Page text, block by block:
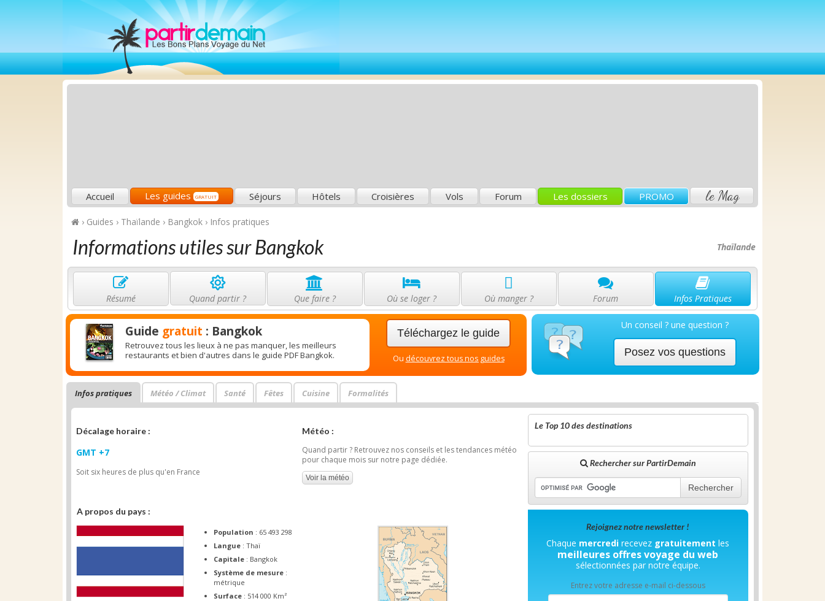
Accueil Les guides GRATUIT Séjours Hôtels Croisières Vols Forum Les dossiers PROMO le Mag
› Guides › Thaïlande › Bangkok › Infos pratiques
Thaïlande
Informations utiles sur Bangkok
Résumé Quand partir ? Que faire ? Où se loger ? Où manger ? Forum Infos Pratiques
Guide gratuit : Bangkok
Retrouvez tous les lieux à ne pas manquer, les meilleurs
restaurants et bien d'autres dans le guide PDF Bangkok.
Téléchargez le guide
Ou découvrez tous nos guides
Un conseil ? une question ?
Posez vos questions
Infos pratiques Météo / Climat Santé Fêtes Cuisine Formalités
Décalage horaire :
GMT +7
Soit six heures de plus qu'en France
Météo :
Quand partir ? Retrouvez nos conseils et les tendances météo
pour chaque mois sur notre page dédiée.
Voir la météo
A propos du pays :
Population : 65 493 298
Langue : Thaï
Capitale : Bangkok
Système de mesure :
métrique
Surface : 514 000 Km²
Le Top 10 des destinations
Rechercher sur PartirDemain
Rechercher
Rejoignez notre newsletter !
Chaque mercredi recevez gratuitement les
meilleures offres voyage du web
sélectionnées par notre équipe.
Entrez votre adresse e-mail ci-dessous